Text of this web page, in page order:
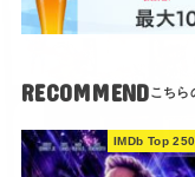
RECOMMEND
IMDb Top